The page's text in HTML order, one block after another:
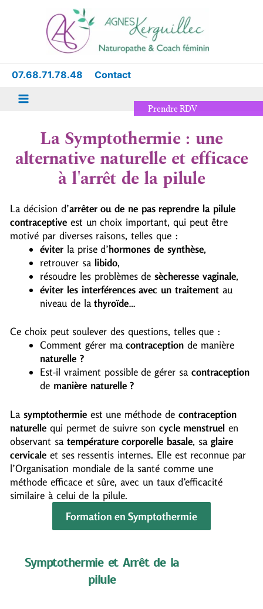
07.68.71.78.48 Contact
Menu
Prendre RDV
La Symptothermie : une
alternative naturelle et efficace
à l'arrêt de la pilule
La décision d’arrêter ou de ne pas reprendre la pilule
contraceptive est un choix important, qui peut être
motivé par diverses raisons, telles que :
éviter la prise d’hormones de synthèse,
retrouver sa libido,
résoudre les problèmes desècheresse vaginale,
éviter les interférencesavec un traitement au
niveau de lathyroïde…
Ce choix peut soulever des questions, telles que :
Comment gérer macontraceptionde manière
naturelle ?
Est-il vraiment possible de gérer sacontraception
de manière naturelle ?
Lasymptothermie est une méthode de contraception
naturelle qui permet de suivre son cycle menstruel en
observant sa température corporelle basale, sa glaire
cervicale et ses ressentis internes. Elle est reconnue par
l’Organisation mondiale de la santé comme une
méthode efficace et sûre, avec un taux d’efficacité
similaire à celui de la pilule.
Formation en Symptothermie
Symptothermie et Arrêt de la
pilule